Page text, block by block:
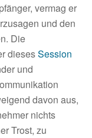
vermag er
und den
Die
diesesSession
und
davon aus,
nichts
Trost, zu